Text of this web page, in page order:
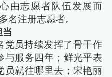
由志愿者队伍发展而
名注册志愿者。
当
党员持续发挥了骨干作
与服务四年；鲜光平表
员就往哪里去；宋艳丽